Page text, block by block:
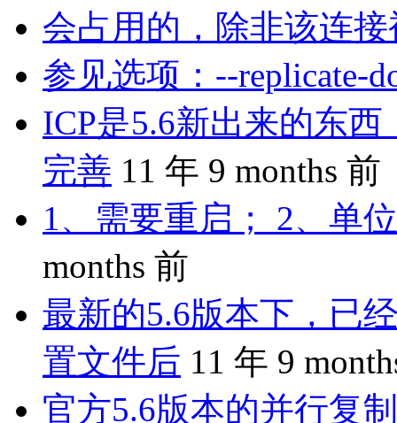
会占用的，除非该连
参见选项：--replicate-
ICP是5.6新出来的东
完善 11 年 9 months 前
1、需要重启； 2、单
months 前
最新的5.6版本下，已
置文件后 11 年 9
官方5.6版本的并行复